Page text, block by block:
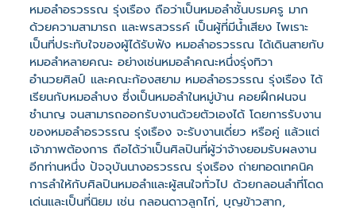
หมอลำอรวรรณ รุ่งเรือง ถือว่าเป็นหมอลำชั้นบรมครู มาก
ด้วยความสามารถ และพรสวรรค์ เป็นผู้ที่มีน้ำเสียง ไพเราะ
เป็นที่ประทับใจของผู้ได้รับฟัง หมอลำอรวรรณ ได้เดินสายกับ
หมอลำหลายคณะ อย่างเช่นหมอลำคณะหนึ่งรุ่งทิวา
อำนวยศิลป์ และคณะก้องสยาม หมอลำอรวรรณ รุ่งเรือง ได้
เรียนกับหมอลำบง ซึ่งเป็นหมอลำในหมู่บ้าน คอยฝึกฝนจน
ชำนาญ จนสามารถออกรับงานด้วยตัวเองได้ โดยการรับงาน
ของหมอลำอรวรรณ รุ่งเรือง จะรับงานเดี่ยว หรือคู่ แล้วแต่
เจ้าภาพต้องการ ถือได้ว่าเป็นศิลปินที่ผู้ว่าจ้างยอมรับผลงาน
อีกท่านหนึ่ง ปัจจุบันนางอรวรรณ รุ่งเรือง ถ่ายทอดเทคนิค
การลำให้กับศิลปินหมอลำและผู้สนใจทั่วไป ด้วยกลอนลำที่โดด
เด่นและเป็นที่นิยม เช่น กลอนดาวลูกไก่, บุญข้าวสาก,